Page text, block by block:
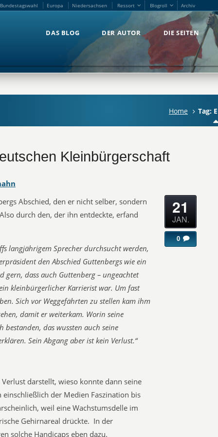
Bundestagswahl Europa Niedersachsen Ressort Blogroll Archiv
DAS BLOG DER AUTOR DIE SEITEN
Home Tag:
Kleinbürgerschaft
Abschied, den er nicht selber, sondern
durch den, der ihn entdeckte, erfand
langjährigem Sprecher durchsucht werden,
den Abschied Guttenbergs wie ein
gern, dass auch Guttenberg – ungeachtet
kleinbürgerlicher Karrierist war. Um fast
Sich vor Weggefährten zu stellen kam ihm
damit er weiterkam. Worin seine
bestanden, das wussten auch seine
Sein Abgang aber ist kein Verlust.“
darstellt, wieso konnte dann seine
der Medien Faszination bis
weil eine Wachstumsdelle im
Gehirnareal drückte. In der
solche Handicaps eben dazu.
21
JAN.
0
Bundestagswahl Europa Niedersachsen Ressort Blogroll Archiv
DAS BLOG DER AUTOR DIE SEITEN